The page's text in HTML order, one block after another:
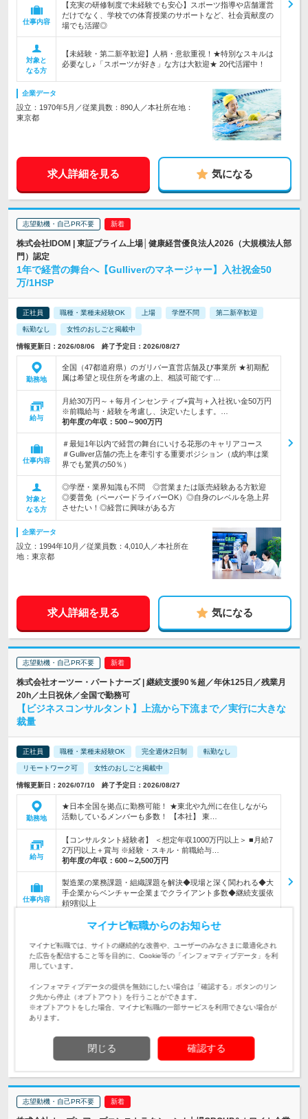
仕事内容
【充実の研修制度で未経験でも安心】スポーツ指導や店舗運営
だけでなく、学校での体育授業のサポートなど、社会貢献度の
場でも活躍◎
対象と
なる方
【未経験・第二新卒歓迎】人柄・意欲重視！★特別なスキルは
必要なし♪「スポーツが好き」な方は大歓迎★ 20代活躍中！
企業データ
設立：1970年5月／従業員数：890人／本社所在地：
東京都
求人詳細を見る 気になる
志望動機・自己PR不要
株式会社IDOM | 東証プライム上場│健康経営優良法人2026（大規模法人部
門）認定
1年で経営の舞台へ【Gulliverのマネージャー】入社祝金50
万/1HSP
正社員 職種・業種未経験OK 上場 学歴不問 第二新卒歓迎
転勤なし 女性のおしごと掲載中
情報更新日：2026/08/06 終了予定日：2026/08/27
勤務地
全国（47都道府県）のガリバー直営店舗及び事業所 ★初期配
属は希望と現住所を考慮の上、相談可能です…
給与
月給30万円～＋毎月インセンティブ+賞与＋入社祝い金50万円
※前職給与・経験を考慮し、決定いたします。…
初年度の年収： 500～900万円
仕事内容
＃最短1年以内で経営の舞台にいける花形のキャリアコース
＃Gulliver店舗の売上を牽引する重要ポジション（成約率は業
界でも驚異の50％）
対象と
なる方
◎学歴・業界知識も不問 ◎営業または販売経験ある方歓迎
◎要普免（ペーパードライバーOK）◎自身のレベルを急上昇
させたい！◎経営に興味がある方
企業データ
設立：1994年10月／従業員数：4,010人／本社所在
地：東京都
求人詳細を見る 気になる
志望動機・自己PR不要
株式会社オーツー・パートナーズ | 継続支援90％超／年休125日／残業月
20h／土日祝休／全国で勤務可
【ビジネスコンサルタント】上流から下流まで／実行に大きな
裁量
正社員 職種・業種未経験OK 完全週休2日制 転勤なし
リモートワーク可 女性のおしごと掲載中
情報更新日：2026/07/10 終了予定日：2026/08/27
勤務地
★日本全国を拠点に勤務可能！ ★東北や九州に在住しながら
活動しているメンバーも多数！ 【本社】 東…
給与
【コンサルタント経験者】 ＜想定年収1000万円以上＞ ■月給7
2万円以上＋賞与 ※経験・スキル・前職給与…
初年度の年収： 600～2,500万円
仕事内容
製造業の業務課題・組織課題を解決◆現場と深く関われる◆大
手企業からベンチャー企業までクライアント多数◆継続支援依
頼9割以上
なる方
【コンサルタント未経験歓迎】製造業から転身など様々な経歴
業に危機感を感じている方
企業データ
設立：2004年3月／従業員数：120人／本社所在地：
東京都
求人詳細を見る 気になる
志望動機・自己PR不要
マイナビ転職からのお知らせ
マイナビ転職では、サイトの継続的な改善や、ユーザーのみなさまに最適化され
た広告を配信すること等を目的に、Cookie等の「インフォマティブデータ」を利
用しています。
インフォマティブデータの提供を無効にしたい場合は「確認する」ボタンのリン
ク先から停止（オプトアウト）を行うことができます。
※オプトアウトをした場合、マイナビ転職の一部サービスを利用できない場合が
あります。
閉じる 確認する